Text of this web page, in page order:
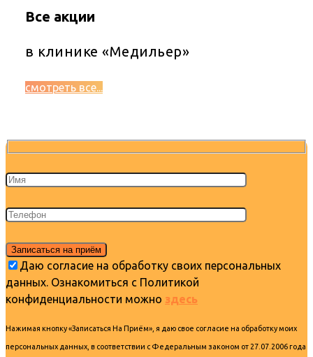
Все акции
в клинике «Медильер»
смотреть все...
Даю согласие на обработку своих персональных
данных. Ознакомиться с Политикой
конфиденциальности можно здесь
Нажимая кнопку «Записаться На Приём», я даю свое согласие на обработку моих
персональных данных, в соответствии с Федеральным законом от 27.07.2006 года